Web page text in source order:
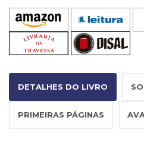
(Programação
Neurolingüística)
(41)
Psicodrama
(200)
Psicologia,
Psicoterapia
Publicidade,
DETALHES DO LIVRO
PRIMEIRAS PÁGINAS